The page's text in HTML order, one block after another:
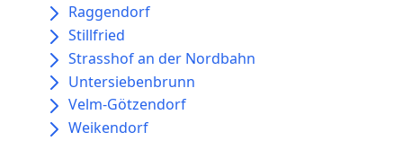
Raggendorf
Stillfried
Strasshof an der Nordbahn
Untersiebenbrunn
Velm-Götzendorf
Weikendorf